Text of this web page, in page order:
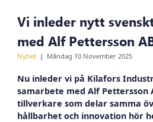
Vi inleder nytt
med Alf Pettersson
Nyhet Måndag 10 November 2025
Nu inleder vi på Kilafors
samarbete med Alf Pettersson
tillverkare som delar samma
hållbarhet och innovation hör